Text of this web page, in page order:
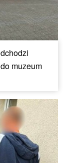
muzeum